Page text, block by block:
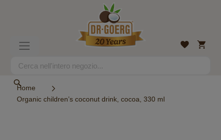
Search
Lista
Home
Organic children’s coconut drink, cocoa, 330 ml